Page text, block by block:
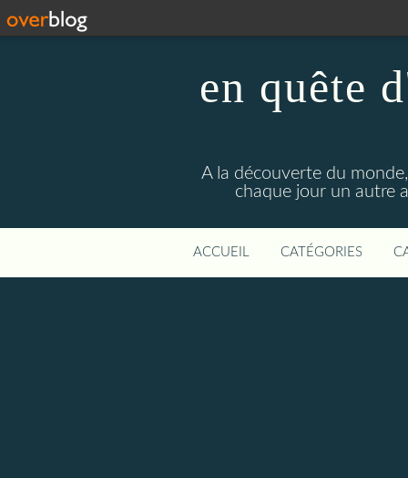
en quête
A la découverte du
chaque jour un autre
ACCUEIL CATÉGORIES